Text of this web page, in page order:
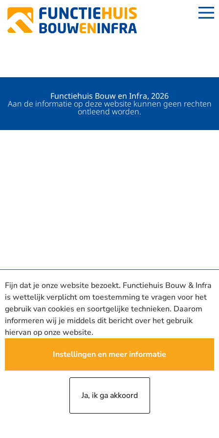
Fijn dat je onze website bezoekt. Functiehuis Bouw & Infra
is wettelijk verplicht om toestemming te vragen voor het
gebruik van cookies en soortgelijke technieken. Daarom
informeren wij je middels dit bericht over het gebruik
hiervan op onze website.
Instellingen en meer informatie
Ja, ik ga akkoord
Functiehuis Bouw en Infra, 2026
Aan de informatie op deze website kunnen geen rechten
ontleend worden.